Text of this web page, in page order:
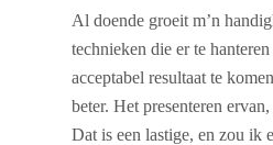
Al doende groeit m’n
technieken die er te
acceptabel resultaat te
beter. Het presenteren
Dat is een lastige, en zou ik